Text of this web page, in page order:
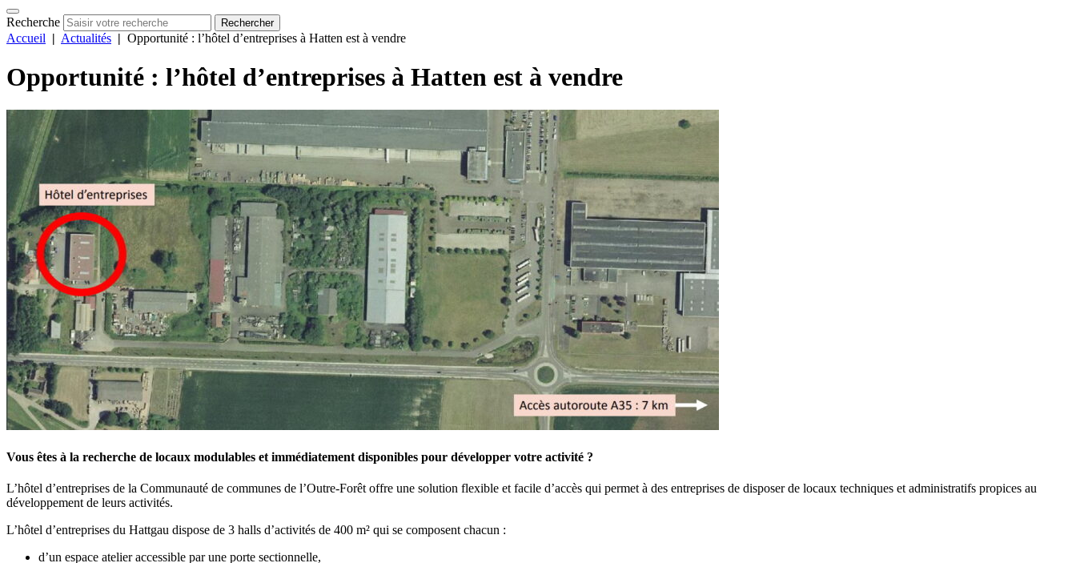
Recherche Rechercher
Accueil | Actualités | Opportunité : l’hôtel d’entreprises à Hatten est à vendre
Opportunité : l’hôtel d’entreprises à Hatten est à vendre
Vous êtes à la recherche de locaux modulables et immédiatement disponibles pour développer votre activité ?
L’hôtel d’entreprises de la Communauté de communes de l’Outre-Forêt offre une solution flexible et facile d’accès qui permet à des entreprises de disposer de locaux techniques et administratifs propices au
développement de leurs activités.
L’hôtel d’entreprises du Hattgau dispose de 3 halls d’activités de 400 m² qui se composent chacun :
d’un espace atelier accessible par une porte sectionnelle,